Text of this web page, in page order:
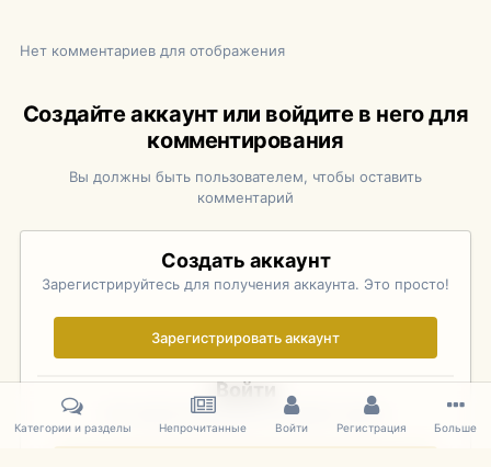
Нет комментариев для отображения
Создайте аккаунт или войдите в него для
комментирования
Вы должны быть пользователем, чтобы оставить
комментарий
Создать аккаунт
Зарегистрируйтесь для получения аккаунта. Это просто!
Зарегистрировать аккаунт
Войти
Уже зарегистрированы? Войдите здесь.
Категории и разделы Непрочитанные Войти Регистрация Больше